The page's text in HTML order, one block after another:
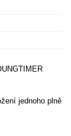
jednoho plně